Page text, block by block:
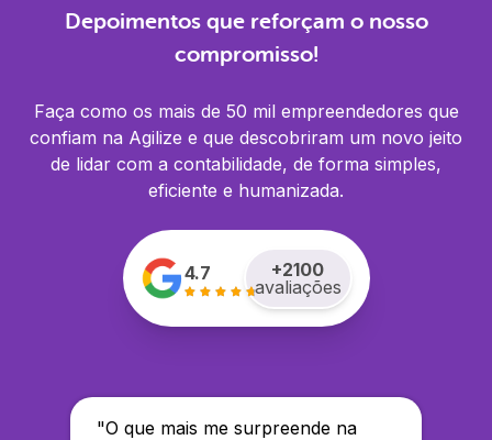
Depoimentos que reforçam o nosso
compromisso!
Faça como os mais de 50 mil empreendedores que
confiam na Agilize e que descobriram um novo jeito
de lidar com a contabilidade, de forma simples,
eficiente e humanizada.
4.7 +2100
avaliações
"O que mais me surpreende na